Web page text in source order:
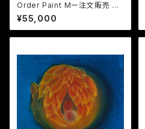
Order Paint Mー注文販売 サ
イズM
¥55,000